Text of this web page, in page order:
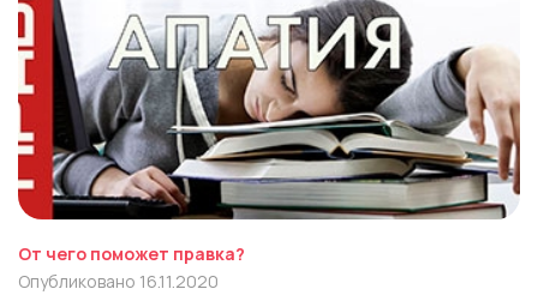
От чего поможет правка?
Опубликовано 16.11.2020